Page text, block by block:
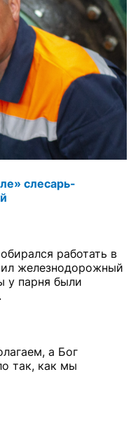
слесарь-
работать в
железнодорожный
у парня были
а Бог
так, как мы